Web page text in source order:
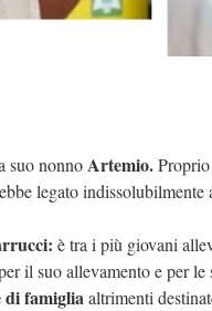
suo nonnoArtemio.
legato indissolubilmente
è tra i più giovani
il suo allevamento e per le
di famigliaaltrimenti